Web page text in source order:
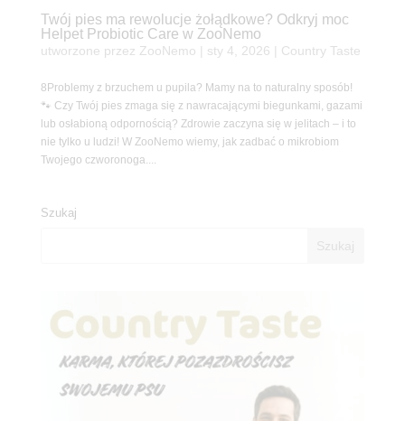
Twój pies ma rewolucje żołądkowe? Odkryj moc
Helpet Probiotic Care w ZooNemo
utworzone przez ZooNemo sty 4, 2026 Country Taste
8Problemy z brzuchem u pupila? Mamy na to naturalny sposób!
🐾 Czy Twój pies zmaga się z nawracającymi biegunkami, gazami
lub osłabioną odpornością? Zdrowie zaczyna się w jelitach – i to
nie tylko u ludzi! W ZooNemo wiemy, jak zadbać o mikrobiom
Twojego czworonoga....
Szukaj